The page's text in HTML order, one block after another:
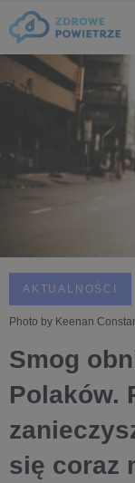
AKTUALNOŚCI
Photo by Keenan
Smog
Polaków.
się coraz